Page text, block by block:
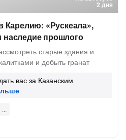
2 дня
Карелию: «Рускеала»,
прошлого
старые здания и
и добыть гранат
вас за Казанским